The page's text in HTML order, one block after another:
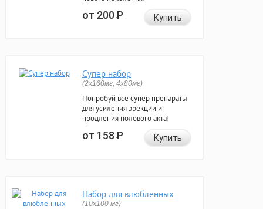
от 200Р Купить
Супер набор
(2х160мг, 4х80мг)
Попробуй все супер препараты
для усиления эрекции и
продления полового акта!
от 158Р Купить
Набор для влюбленных
(10х100 мг)